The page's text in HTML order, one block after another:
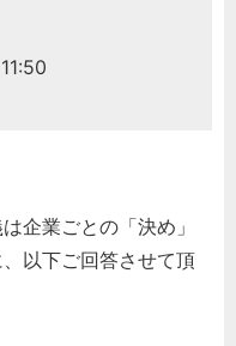
企業ごとの「決め」
以下ご回答させて頂